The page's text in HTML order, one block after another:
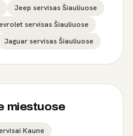
Jeep servisas Šiauliuose
servisas Šiauliuose
Jaguar servisas Šiauliuose
miestuose
Kaune